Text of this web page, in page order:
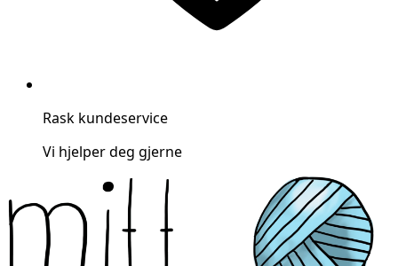
Rask kundeservice
Vi hjelper deg gjerne